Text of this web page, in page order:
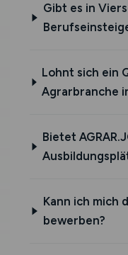
Gibt es in
Lohnt sich ein
Agrarbranche
Bietet
Kann ich mich
bewerben?